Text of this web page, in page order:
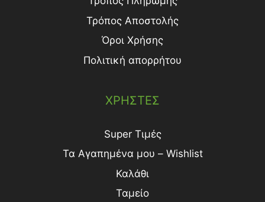
Τρόπος Aποστολής
Όροι Χρήσης
Πολιτική απορρήτου
ΧΡΗΣΤΕΣ
Super Τιμές
Τα Αγαπημένα μου – Wishlist
Καλάθι
Ταμείο